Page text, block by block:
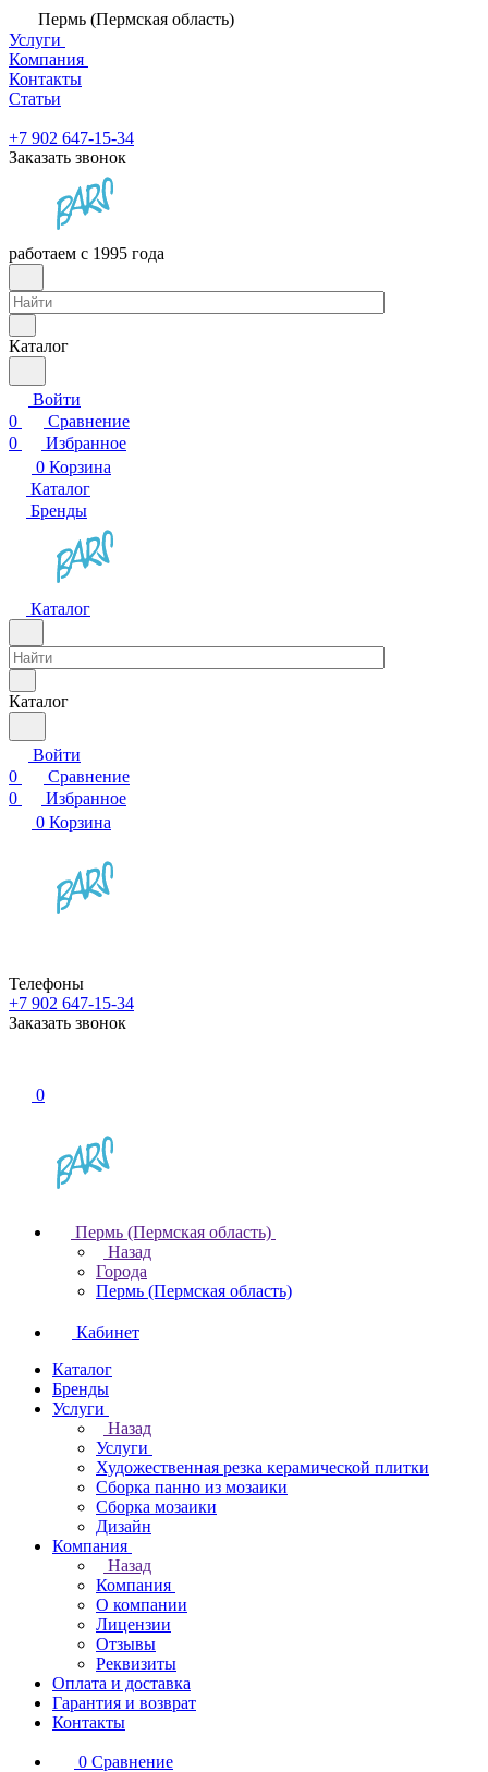
Пермь (Пермская область)
Услуги
Компания
Контакты
Статьи
+7 902 647-15-34
Заказать звонок
работаем с 1995 года
Каталог
Войти
0
Сравнение
0
Избранное
0 Корзина
Каталог
Бренды
Каталог
Каталог
Войти
0
Сравнение
0
Избранное
0 Корзина
Телефоны
+7 902 647-15-34
Заказать звонок
0
Пермь (Пермская область)
Назад
Города
Пермь (Пермская область)
Кабинет
Каталог
Бренды
Услуги
Назад
Услуги
Художественная резка керамической плитки
Сборка панно из мозаики
Сборка мозаики
Дизайн
Компания
Назад
Компания
О компании
Лицензии
Отзывы
Реквизиты
Оплата и доставка
Гарантия и возврат
Контакты
0 Сравнение